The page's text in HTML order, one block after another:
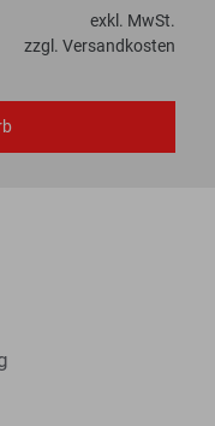
exkl. MwSt.
zzgl. Versandkosten